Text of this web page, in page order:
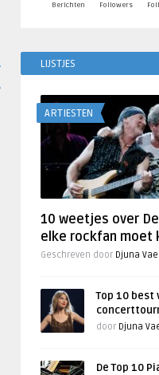
Berichten Followers
LIJSTJES
ARTIESTEN
10 weetjes over
elke rockfan moet
Geschreven door Djuna
Top 10 best
door Djuna
De Top 10